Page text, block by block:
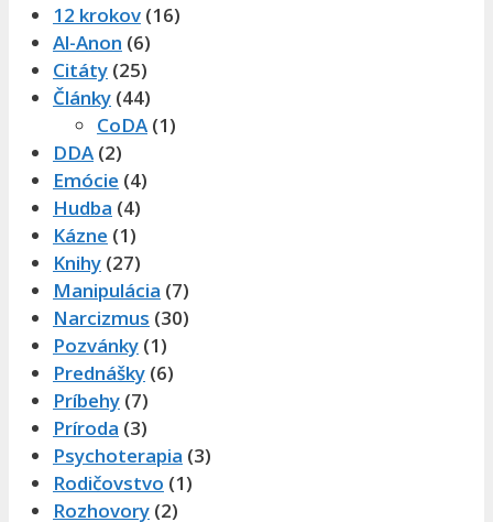
12 krokov (16)
Al-Anon (6)
Citáty (25)
Články (44)
CoDA (1)
DDA (2)
Emócie (4)
Hudba (4)
Kázne (1)
Knihy (27)
Manipulácia (7)
Narcizmus (30)
Pozvánky (1)
Prednášky (6)
Príbehy (7)
Príroda (3)
Psychoterapia (3)
Rodičovstvo (1)
Rozhovory (2)